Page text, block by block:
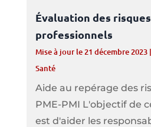
Évaluation des risques
professionnels
Mise à jour le 21 décembre 2023|
Santé
Aide au repérage des
PME-PMI L'objectif de
est d'aider les